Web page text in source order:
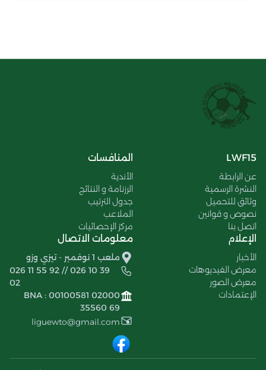
LWF15
عن الرابطة
النشرة الرسمية
وثائق للتحميل
نصوص و قوانين
اتصل بنا
المنافسات
الأندية
الرزنامة و النتائج
جدول الترتيب
الملاعب
مركز الإحصائيات
الإعلام
الأخبار
معرض الفيديوهات
معرض الصور
الإعتمادات
معلومات الاتصال
ملعب 1 نوفمبر - تيزي وزو
026 11 55 92 // 026 10 39
02
BNA : 00100581 02000
35560 69
liguewto@gmail.com